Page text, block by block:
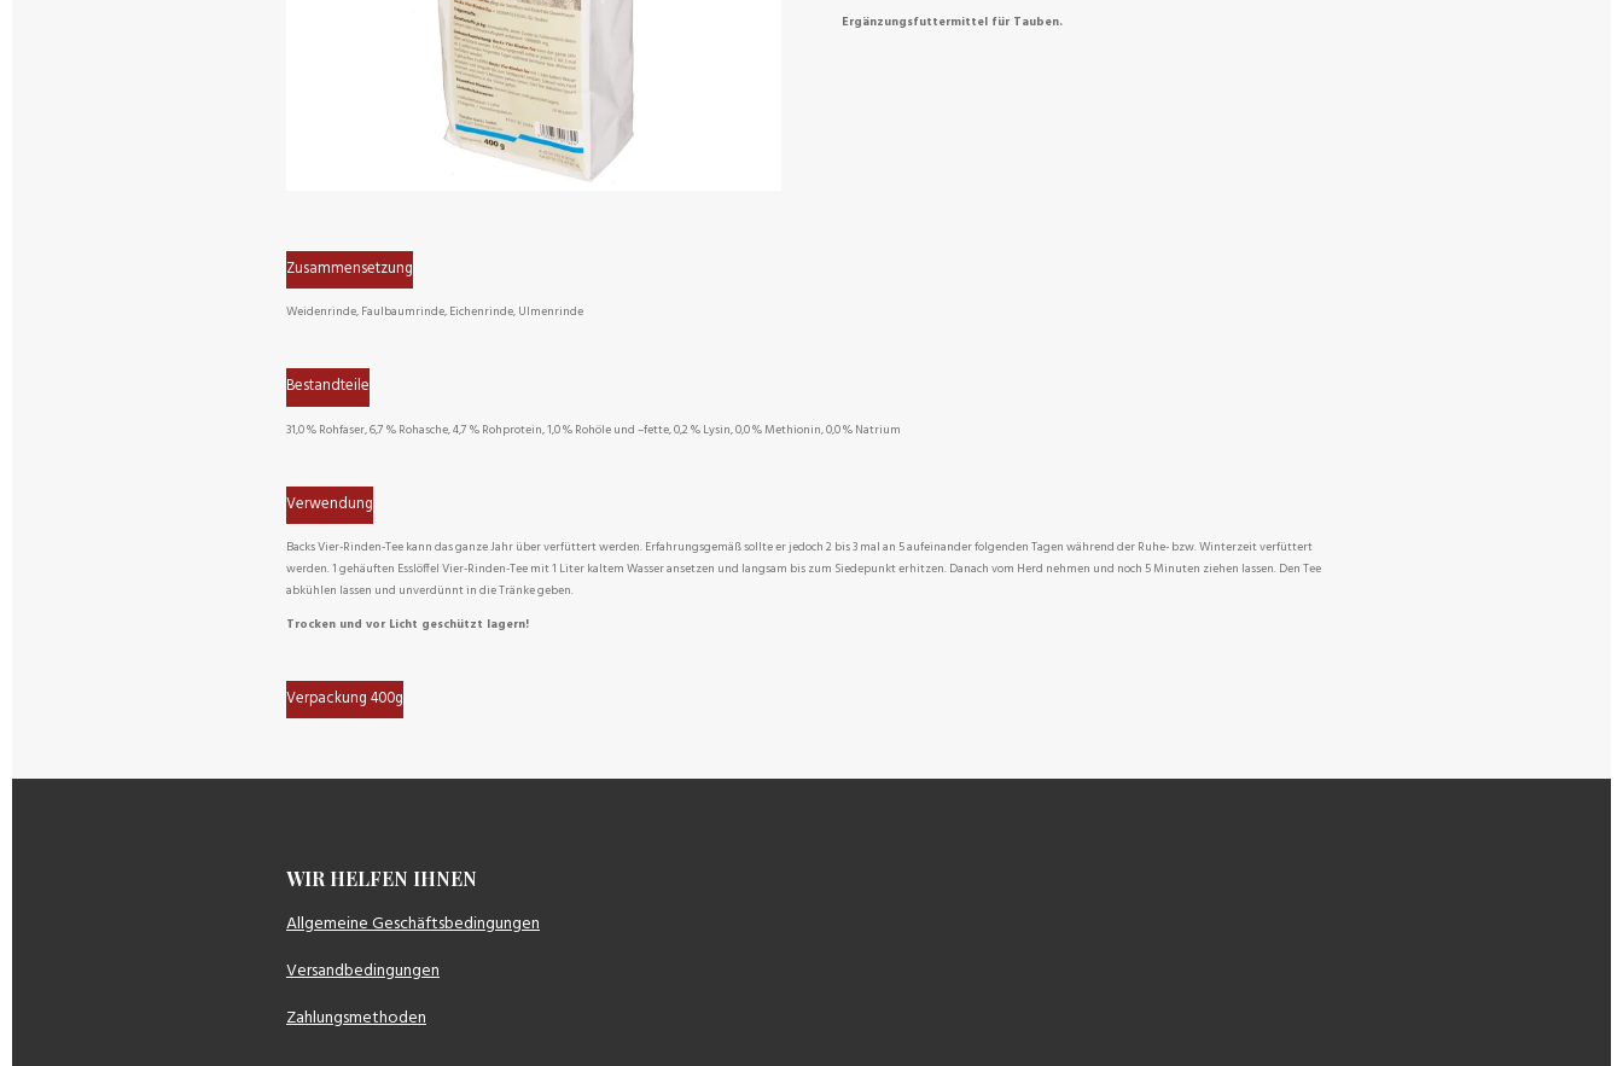
Ergänzungsfuttermittel für Tauben.
Zusammensetzung
Weidenrinde, Faulbaumrinde, Eichenrinde, Ulmenrinde
Bestandteile
31,0 % Rohfaser, 6,7 % Rohasche, 4,7 % Rohprotein, 1,0 % Rohöle und –fette, 0,2 % Lysin, 0,0 % Methionin, 0,0 % Natrium
Verwendung
Backs Vier-Rinden-Tee kann das ganze Jahr über verfüttert werden. Erfahrungsgemäß sollte er jedoch 2 bis 3 mal an 5 aufeinander folgenden Tagen während der Ruhe- bzw. Winterzeit verfüttert
werden. 1 gehäuften Esslöffel Vier-Rinden-Tee mit 1 Liter kaltem Wasser ansetzen und langsam bis zum Siedepunkt erhitzen. Danach vom Herd nehmen und noch 5 Minuten ziehen lassen. Den Tee
abkühlen lassen und unverdünnt in die Tränke geben.
Trocken und vor Licht geschützt lagern!
Verpackung 400g
WIR HELFEN IHNEN
Allgemeine Geschäftsbedingungen
Versandbedingungen
Zahlungsmethoden